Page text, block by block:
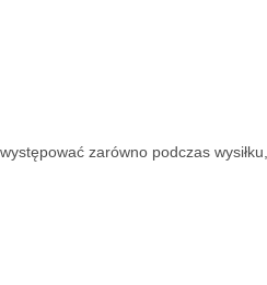
występować zarówno podczas